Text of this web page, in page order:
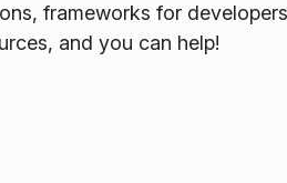
frameworks for
and you can help!